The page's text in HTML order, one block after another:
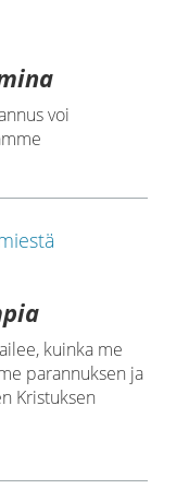
voi
kuinka me
parannuksen ja
Kristuksen